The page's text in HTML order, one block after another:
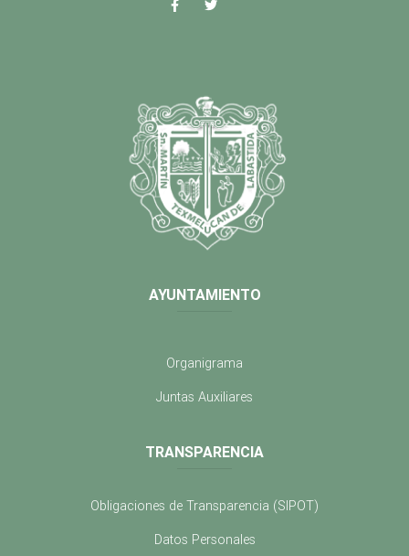
AYUNTAMIENTO
Organigrama
Juntas Auxiliares
TRANSPARENCIA
Obligaciones de Transparencia (SIPOT)
Datos Personales